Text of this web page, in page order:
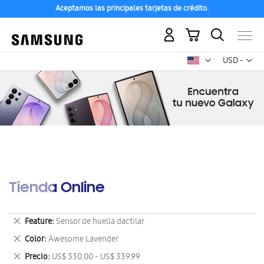
Aceptamos las principales tarjetas de crédito.
USD -
dólar
Mi carrito
Tienda Online
Feature Sensor de huella dactilar
Eliminar
este
artículo
Color Awesome Lavender
Eliminar
este
Precio US$ 330.00 - US$ 339.99
Eliminar